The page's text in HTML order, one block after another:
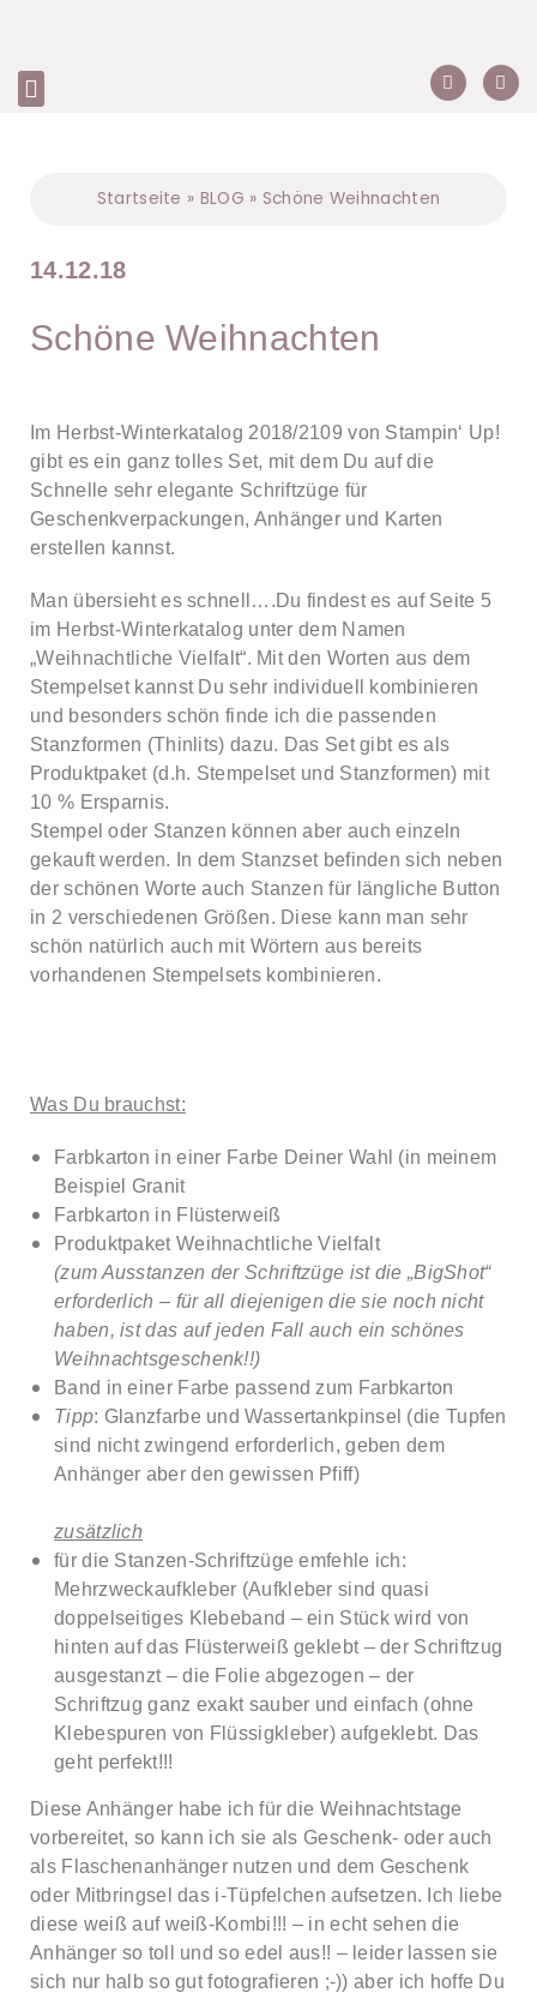
Startseite » BLOG » Schöne Weihnachten
14.12.18
Schöne Weihnachten
Im Herbst-Winterkatalog 2018/2109 von Stampin‘ Up!
gibt es ein ganz tolles Set, mit dem Du auf die
Schnelle sehr elegante Schriftzüge für
Geschenkverpackungen, Anhänger und Karten
erstellen kannst.
Man übersieht es schnell….Du findest es auf Seite 5
im Herbst-Winterkatalog unter dem Namen
„Weihnachtliche Vielfalt“. Mit den Worten aus dem
Stempelset kannst Du sehr individuell kombinieren
und besonders schön finde ich die passenden
Stanzformen (Thinlits) dazu. Das Set gibt es als
Produktpaket (d.h. Stempelset und Stanzformen) mit
10 % Ersparnis.
Stempel oder Stanzen können aber auch einzeln
gekauft werden. In dem Stanzset befinden sich neben
der schönen Worte auch Stanzen für längliche Button
in 2 verschiedenen Größen. Diese kann man sehr
schön natürlich auch mit Wörtern aus bereits
vorhandenen Stempelsets kombinieren.
Was Du brauchst:
Farbkarton in einer Farbe Deiner Wahl (in meinem
Beispiel Granit
Farbkarton in Flüsterweiß
Produktpaket Weihnachtliche Vielfalt
(zum Ausstanzen der Schriftzüge ist die „BigShot“
erforderlich – für all diejenigen die sie noch nicht
haben, ist das auf jeden Fall auch ein schönes
Weihnachtsgeschenk!!)
Band in einer Farbe passend zum Farbkarton
Tipp: Glanzfarbe und Wassertankpinsel (die Tupfen
sind nicht zwingend erforderlich, geben dem
Anhänger aber den gewissen Pfiff)
zusätzlich
für die Stanzen-Schriftzüge emfehle ich:
Mehrzweckaufkleber (Aufkleber sind quasi
doppelseitiges Klebeband – ein Stück wird von
hinten auf das Flüsterweiß geklebt – der Schriftzug
ausgestanzt – die Folie abgezogen – der
Schriftzug ganz exakt sauber und einfach (ohne
Klebespuren von Flüssigkleber) aufgeklebt. Das
geht perfekt!!!
Diese Anhänger habe ich für die Weihnachtstage
vorbereitet, so kann ich sie als Geschenk- oder auch
als Flaschenanhänger nutzen und dem Geschenk
oder Mitbringsel das i-Tüpfelchen aufsetzen. Ich liebe
diese weiß auf weiß-Kombi!!! – in echt sehen die
Anhänger so toll und so edel aus!! – leider lassen sie
sich nur halb so gut fotografieren ;-)) aber ich hoffe Du